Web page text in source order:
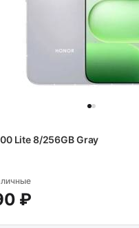
Lite 8/256GB Gray
₽